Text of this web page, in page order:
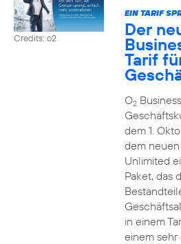
Credits: o2
EIN TARIF
Der
Tarif
O2
dem 1.
dem
Unlimited
Paket, das
in einem
einem